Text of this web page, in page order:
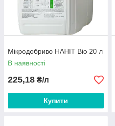
Мікродобриво НАНІТ Bio 20 л
В наявності
225,18 ₴/л
Купити